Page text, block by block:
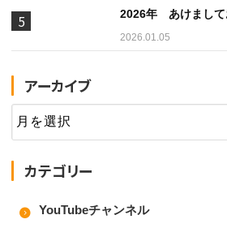
2026年 あけまして
2026.01.05
アーカイブ
カテゴリー
YouTubeチャンネル